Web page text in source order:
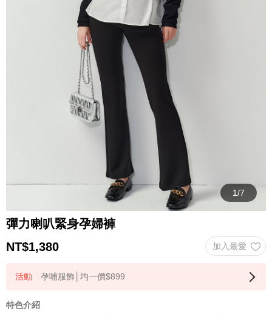
彈力喇叭緊身孕婦褲
NT$1,380
孕哺服飾│均一價$899
特色介紹